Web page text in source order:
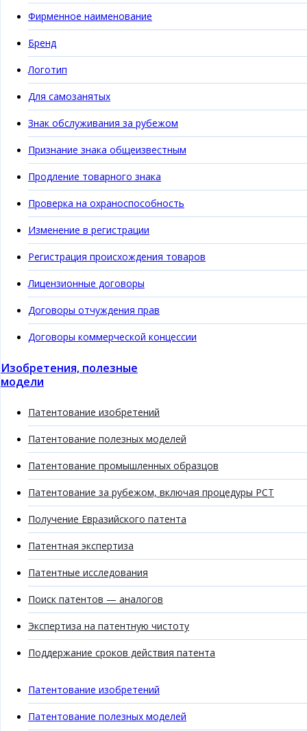
Фирменное наименование
Бренд
Логотип
Для самозанятых
Знак обслуживания за рубежом
Признание знака общеизвестным
Продление товарного знака
Проверка на охраноспособность
Изменение в регистрации
Регистрация происхождения товаров
Лицензионные договоры
Договоры отчуждения прав
Договоры коммерческой концессии
Изобретения, полезные
модели
Патентование изобретений
Патентование полезных моделей
Патентование промышленных образцов
Патентование за рубежом, включая процедуры PCT
Получение Евразийского патента
Патентная экспертиза
Патентные исследования
Поиск патентов — аналогов
Экспертиза на патентную чистоту
Поддержание сроков действия патента
Патентование изобретений
Патентование полезных моделей